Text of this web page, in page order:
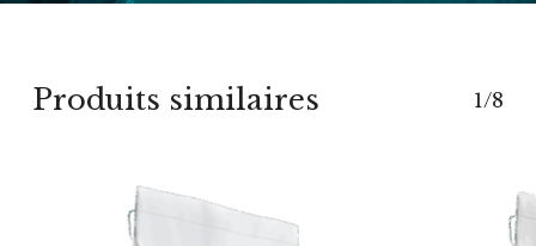
Produits similaires 1/8